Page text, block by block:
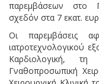
παρεμβάσεων στο
σχεδόν στα 7 εκατ.
Οι παρεμβάσεις
ιατροτεχνολογικού
Καρδιολογική,
Γναθοπροσωπική